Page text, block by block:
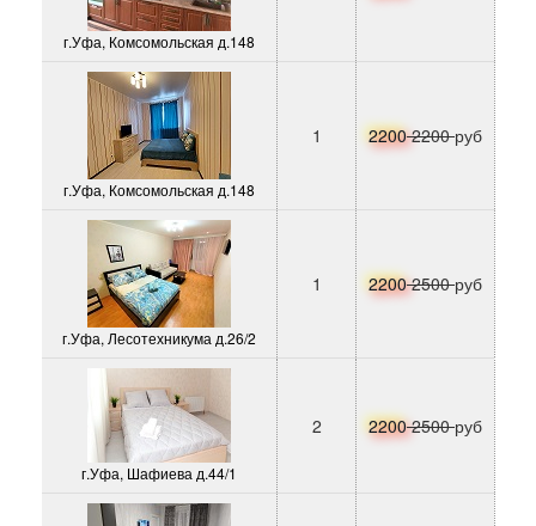
г.Уфа, Комсомольская д.148
г.Уфа, Комсомольская д.148
1 22002200руб
г.Уфа, Лесотехникума д.26/2
1 22002500руб
г.Уфа, Шафиева д.44/1
2 22002500руб